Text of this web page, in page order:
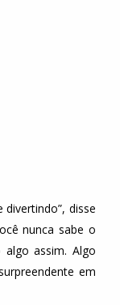
divertindo”, disse
nunca sabe o
assim. Algo
em